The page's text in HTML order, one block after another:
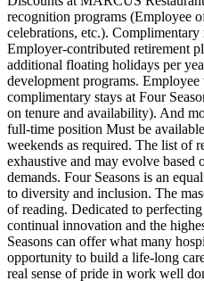
recognition programs (Employee
celebrations, etc.).
Employer-contributed retirement
additional floating holidays per
development programs.
complimentary stays at Four
on tenure and availability). And
full-time position Must be
weekends as required. The list of
exhaustive and may evolve based
demands. Four Seasons is an
to diversity and inclusion. The
of reading. Dedicated to
continual innovation and the
Seasons can offer what many
opportunity to build a life-long
real sense of pride in work well